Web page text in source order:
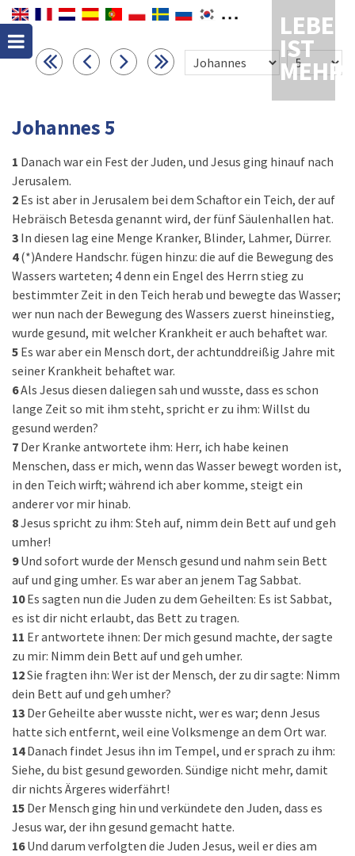
LEBEN
IST
MEHR
Johannes 5
1 Danach war ein Fest der Juden, und Jesus ging hinauf nach
Jerusalem.
2 Es ist aber in Jerusalem bei dem Schaftor ein Teich, der auf
Hebräisch Betesda genannt wird, der fünf Säulenhallen hat.
3 In diesen lag eine Menge Kranker, Blinder, Lahmer, Dürrer.
4 (*)Andere Handschr. fügen hinzu: die auf die Bewegung des
Wassers warteten; 4 denn ein Engel des Herrn stieg zu
bestimmter Zeit in den Teich herab und bewegte das Wasser;
wer nun nach der Bewegung des Wassers zuerst hineinstieg,
wurde gesund, mit welcher Krankheit er auch behaftet war.
5 Es war aber ein Mensch dort, der achtunddreißig Jahre mit
seiner Krankheit behaftet war.
6Als Jesus diesen daliegen sah und wusste, dass es schon
lange Zeit so mit ihm steht, spricht er zu ihm: Willst du
gesund werden?
7 Der Kranke antwortete ihm: Herr, ich habe keinen
Menschen, dass er mich, wenn das Wasser bewegt worden ist,
in den Teich wirft; während ich aber komme, steigt ein
anderer vor mir hinab.
8Jesus spricht zu ihm: Steh auf, nimm dein Bett auf und geh
umher!
9 Und sofort wurde der Mensch gesund und nahm sein Bett
auf und ging umher. Es war aber an jenem Tag Sabbat.
10 Es sagten nun die Juden zu dem Geheilten: Es ist Sabbat,
es ist dir nicht erlaubt, das Bett zu tragen.
11 Er antwortete ihnen: Der mich gesund machte, der sagte
zu mir: Nimm dein Bett auf und geh umher.
12Sie fragten ihn: Wer ist der Mensch, der zu dir sagte: Nimm
dein Bett auf und geh umher?
13 Der Geheilte aber wusste nicht, wer es war; denn Jesus
hatte sich entfernt, weil eine Volksmenge an dem Ort war.
14 Danach findet Jesus ihn im Tempel, und er sprach zu ihm:
Siehe, du bist gesund geworden. Sündige nicht mehr, damit
dir nichts Ärgeres widerfährt!
15 Der Mensch ging hin und verkündete den Juden, dass es
Jesus war, der ihn gesund gemacht hatte.
16 Und darum verfolgten die Juden Jesus, weil er dies am